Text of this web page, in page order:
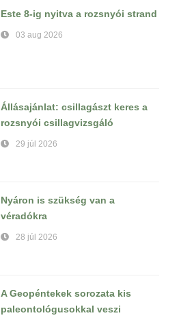
Este 8-ig nyitva a rozsnyói strand
03 aug 2026
Állásajánlat: csillagászt keres a
rozsnyói csillagvizsgáló
29 júl 2026
Nyáron is szükség van a
véradókra
28 júl 2026
A Geopéntekek sorozata kis
paleontológusokkal veszi